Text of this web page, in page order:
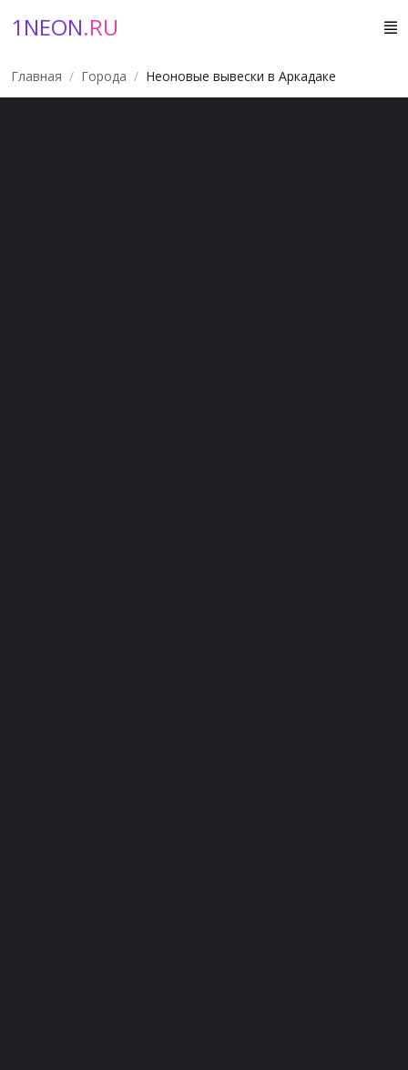
1NEON.RU
Главная Города Неоновые вывески в Аркадаке